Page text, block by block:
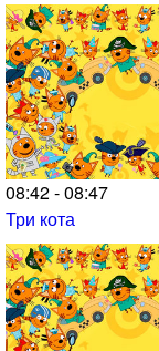
08:42 - 08:47
Три кота